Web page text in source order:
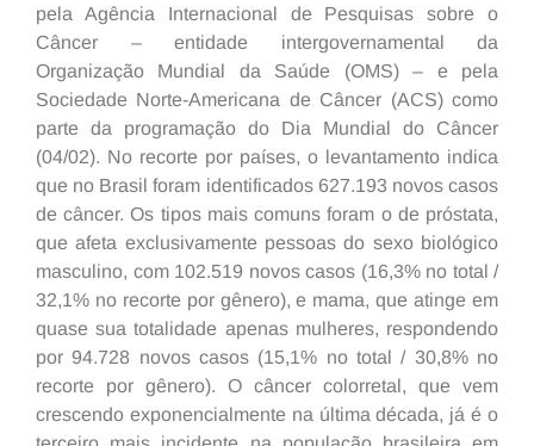
pela Agência Internacional de Pesquisas sobre o
Câncer – entidade intergovernamental da
Organização Mundial da Saúde (OMS) – e pela
Sociedade Norte-Americana de Câncer (ACS) como
parte da programação do Dia Mundial do Câncer
(04/02). No recorte por países, o levantamento indica
que no Brasil foram identificados 627.193 novos casos
de câncer. Os tipos mais comuns foram o de próstata,
que afeta exclusivamente pessoas do sexo biológico
masculino, com 102.519 novos casos (16,3% no total /
32,1% no recorte por gênero), e mama, que atinge em
quase sua totalidade apenas mulheres, respondendo
por 94.728 novos casos (15,1% no total / 30,8% no
recorte por gênero). O câncer colorretal, que vem
crescendo exponencialmente na última década, já é o